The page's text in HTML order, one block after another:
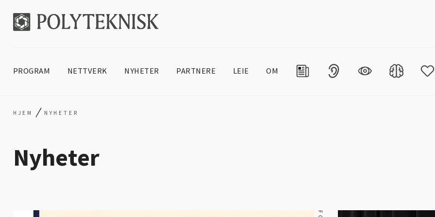
PROGRAM NETTVERK NYHETER PARTNERE LEIE OM
HJEM / NYHETER
Nyheter